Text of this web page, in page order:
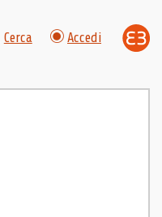
Cerca Accedi